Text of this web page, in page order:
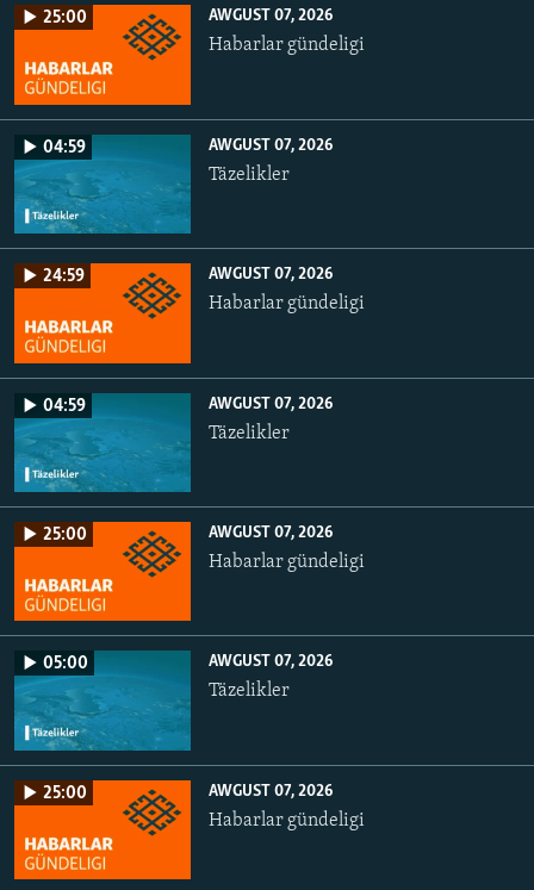
25:00 AWGUST 07, 2026
Habarlar gündeligi
04:59 AWGUST 07, 2026
Täzelikler
24:59 AWGUST 07, 2026
Habarlar gündeligi
04:59 AWGUST 07, 2026
Täzelikler
25:00 AWGUST 07, 2026
Habarlar gündeligi
05:00 AWGUST 07, 2026
Täzelikler
25:00 AWGUST 07, 2026
Habarlar gündeligi